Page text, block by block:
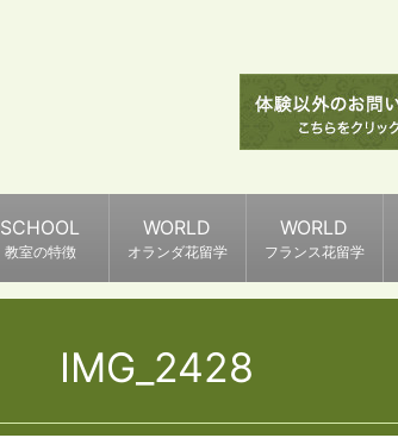
SCHOOL
教室の特徴
WORLD
オランダ花留学
WORLD
フランス花留学
IMG_2428